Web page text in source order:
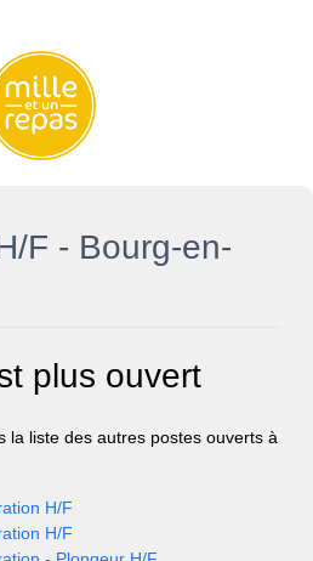
F - Bourg-en-
plus ouvert
la liste des autres postes ouverts à
H/F
H/F